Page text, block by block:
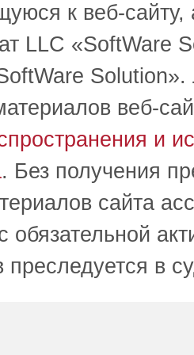
к веб-
LLC
Solution».
веб-
и
. Без получения
сайта
обязательной
в